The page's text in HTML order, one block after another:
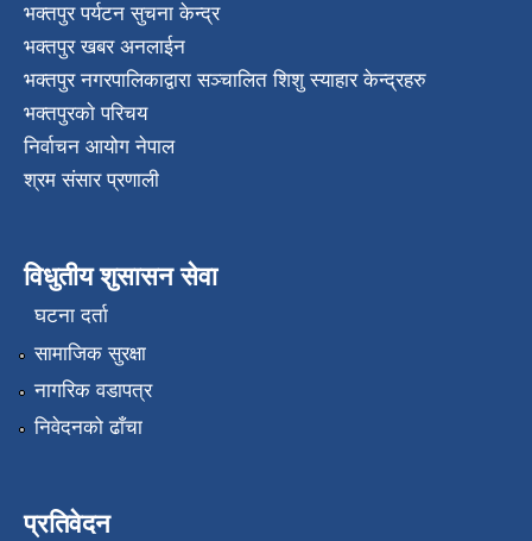
भक्तपुर पर्यटन सुचना केन्द्र
भक्तपुर खबर अनलाईन
भक्तपुर नगरपालिकाद्वारा सञ्चालित शिशु स्याहार केन्द्रहरु
भक्तपुरकाे परिचय
निर्वाचन आयोग नेपाल
श्रम संसार प्रणाली
विधुतीय शुसासन सेवा
घटना दर्ता
सामाजिक सुरक्षा
नागरिक वडापत्र
निवेदनको ढाँचा
प्रतिवेदन